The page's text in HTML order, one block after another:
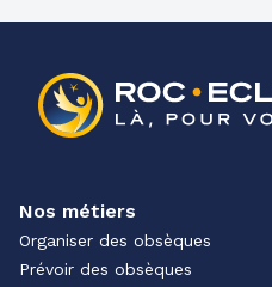
Nos métiers
Organiser des obsèques
Prévoir des obsèques